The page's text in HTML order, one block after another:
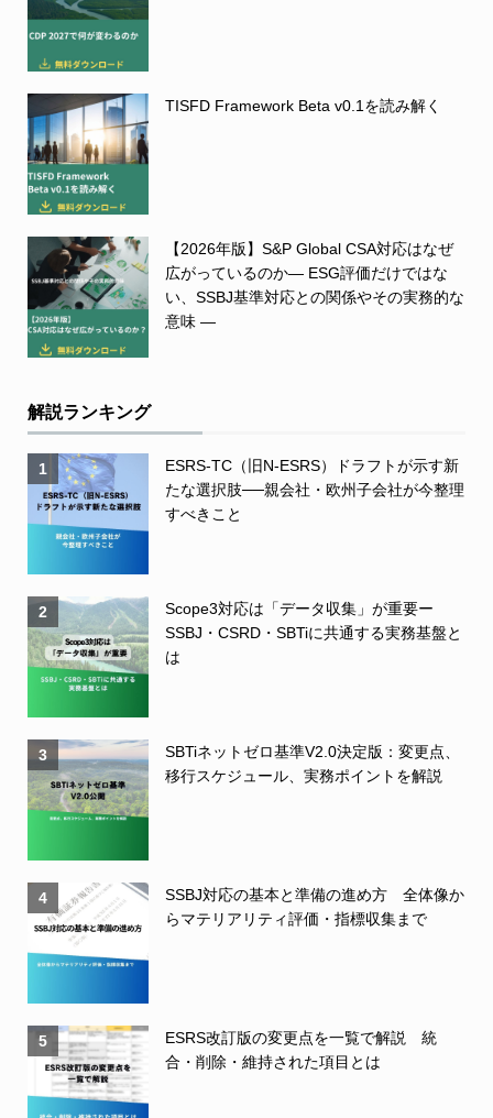
TISFD Framework Beta v0.1を読み解く
【2026年版】S&P Global CSA対応はなぜ
広がっているのか― ESG評価だけではな
い、SSBJ基準対応との関係やその実務的な
意味 ―
解説ランキング
1
ESRS-TC（旧N-ESRS）ドラフトが示す新
たな選択肢──親会社・欧州子会社が今整理
すべきこと
2
Scope3対応は「データ収集」が重要ー
SSBJ・CSRD・SBTiに共通する実務基盤と
は
3
SBTiネットゼロ基準V2.0決定版：変更点、
移行スケジュール、実務ポイントを解説
4
SSBJ対応の基本と準備の進め方 全体像か
らマテリアリティ評価・指標収集まで
5
ESRS改訂版の変更点を一覧で解説 統
合・削除・維持された項目とは